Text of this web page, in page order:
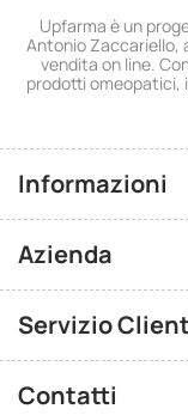
Upfarma è un
Antonio Zaccariello,
vendita on line.
prodotti
Informazioni
Azienda
Servizio
Contatti